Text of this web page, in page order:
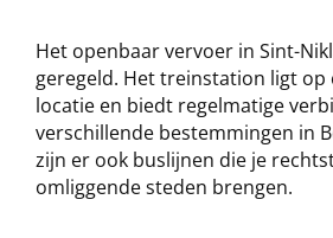
Het openbaar vervoer in Sint-
geregeld. Het treinstation ligt op
locatie en biedt regelmatige
verschillende bestemmingen in
zijn er ook buslijnen die je
omliggende steden brengen.